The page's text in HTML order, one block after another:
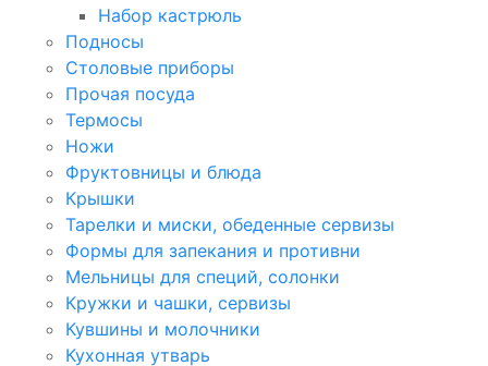
Набор кастрюль
Подносы
Столовые приборы
Прочая посуда
Термосы
Ножи
Фруктовницы и блюда
Крышки
Тарелки и миски, обеденные сервизы
Формы для запекания и противни
Мельницы для специй, солонки
Кружки и чашки, сервизы
Кувшины и молочники
Кухонная утварь